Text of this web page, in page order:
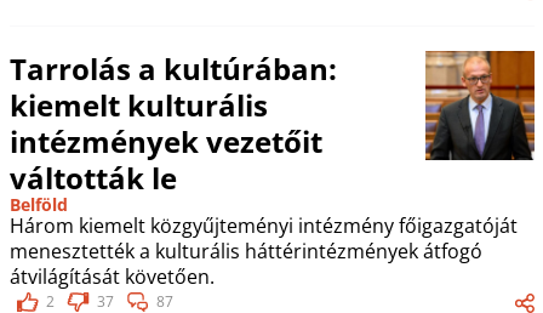
Tarrolás a kultúrában:
kiemelt kulturális
intézmények vezetőit
váltották le
Belföld
Három kiemelt közgyűjteményi intézmény főigazgatóját
menesztették a kulturális háttérintézmények átfogó
átvilágítását követően.
2 37 87